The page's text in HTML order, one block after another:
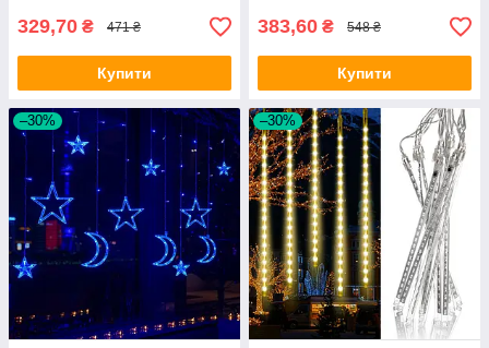
329,70 ₴ 471 ₴
Купити
383,60 ₴ 548 ₴
Купити
–30% –30%